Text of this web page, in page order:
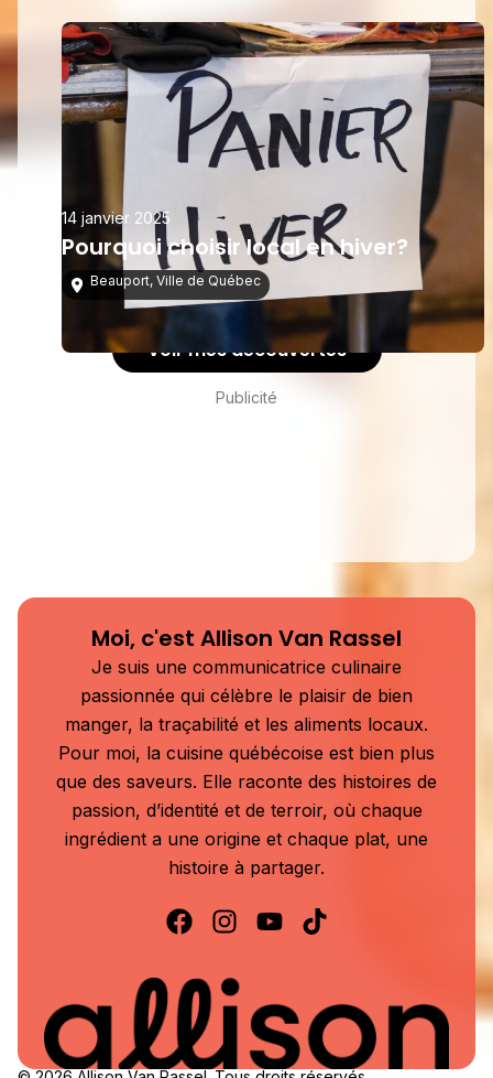
14 janvier 2025
Pourquoi choisir local en hiver?
Beauport, Ville de Québec
Voir mes découvertes
Publicité
Moi, c'est Allison Van Rassel
Je suis une communicatrice culinaire
passionnée qui célèbre le plaisir de bien
manger, la traçabilité et les aliments locaux.
Pour moi, la cuisine québécoise est bien plus
que des saveurs. Elle raconte des histoires de
passion, d’identité et de terroir, où chaque
ingrédient a une origine et chaque plat, une
histoire à partager.